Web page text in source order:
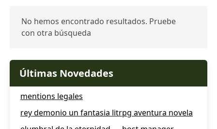
No hemos encontrado resultados. Pruebe
con otra búsqueda
Últimas Novedades
mentions legales
rey demonio un fantasia litrpg aventura novela